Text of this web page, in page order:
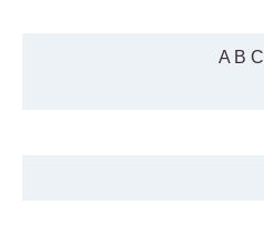
A B C